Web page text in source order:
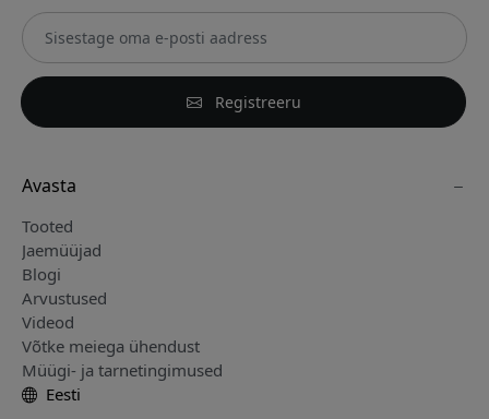
Registreeru
Avasta
Tooted
Jaemüüjad
Blogi
Arvustused
Videod
Võtke meiega ühendust
Müügi- ja tarnetingimused
Eesti